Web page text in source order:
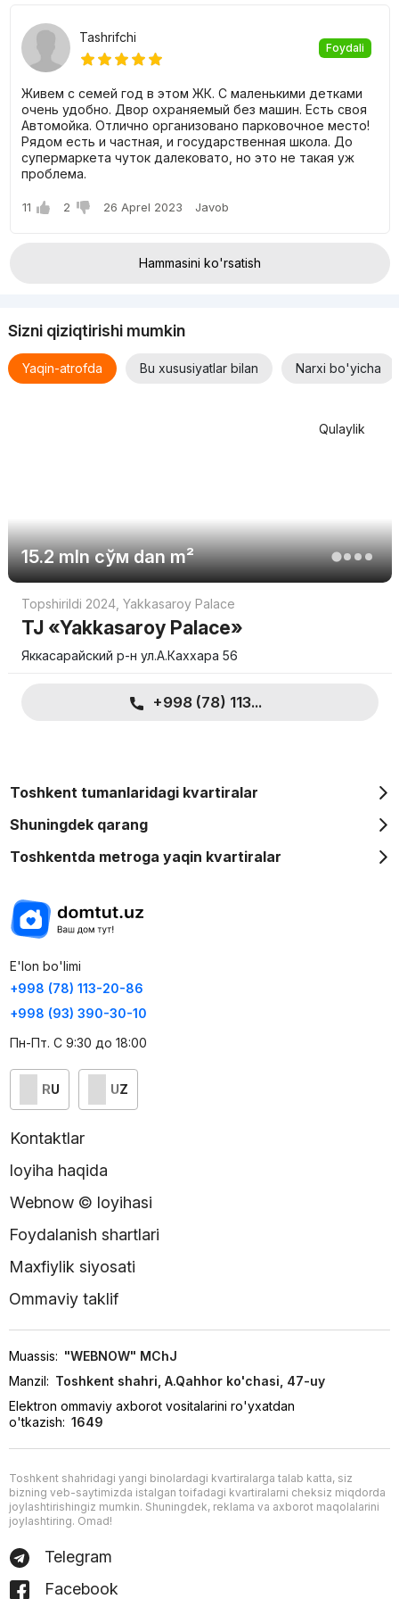
Tashrifchi
Foydali
Живем с семей год в этом ЖК. С маленькими детками
очень удобно. Двор охраняемый без машин. Есть своя
Автомойка. Отлично организовано парковочное место!
Рядом есть и частная, и государственная школа. До
супермаркета чуток далековато, но это не такая уж
проблема.
11 2 26 Aprel 2023 Javob
Hammasini ko'rsatish
Sizni qiziqtirishi mumkin
Yaqin-atrofda Bu xususiyatlar bilan Narxi bo'yicha
Qulaylik
15.2 mln сўмdan m²
Topshirildi 2024, Yakkasaroy Palace
TJ «Yakkasaroy Palace»
Яккасарайский р-н ул.А.Каххара 56
+998 (78) 113...
Toshkent tumanlaridagi kvartiralar
Shuningdek qarang
Toshkentda metroga yaqin kvartiralar
E'lon bo'limi
+998 (78) 113-20-86
+998 (93) 390-30-10
Пн-Пт. С 9:30 до 18:00
RU UZ
Kontaktlar
loyiha haqida
Webnow © loyihasi
Foydalanish shartlari
Maxfiylik siyosati
Ommaviy taklif
Muassis: "WEBNOW" MChJ
Manzil: Toshkent shahri, A.Qahhor ko'chasi, 47-uy
Elektron ommaviy axborot vositalarini ro'yxatdan
o'tkazish: 1649
Toshkent shahridagi yangi binolardagi kvartiralarga talab katta, siz
bizning veb-saytimizda istalgan toifadagi kvartiralarni cheksiz miqdorda
joylashtirishingiz mumkin. Shuningdek, reklama va axborot maqolalarini
joylashtiring. Omad!
Telegram
Facebook